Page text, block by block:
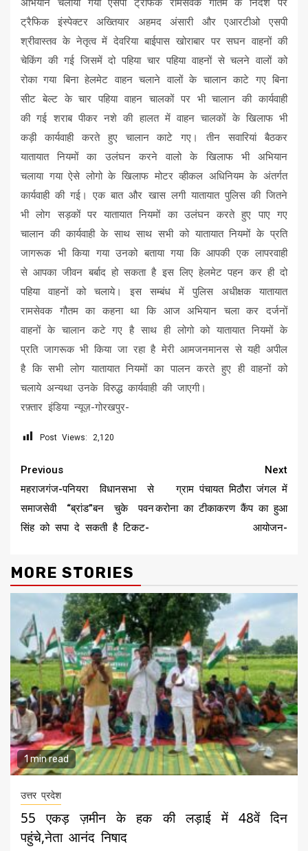
अभियान चलाया गया एसपी ट्रैफिक रामसेवक गौतम के निर्देश पर
ट्रैफिक इंस्पेक्टर अख्तियार अहमद अंसारी और एआरटीओ एसपी
श्रीवास्तव के नेतृत्व में देवरिया बाईपास खोराबार पर सघन वाहनों की
चेकिंग की गई जिसमें दो पहिया चार पहिया वाहनों से चलने वालों को
रोका गया बिना हेलमेट वाहन चलाने वालों के चालान काटे गए बिना
सीट बेल्ट के चार पहिया वाहन चालकों पर भी चालान की कार्यवाही
की गई शराब पीकर नशे की हालत में वाहन चालकों के खिलाफ भी
कड़ी कार्यवाही करते हुए चालान काटे गए। तीन सवारियां बैठकर
यातायात नियमों का उलंघन करने वालो के खिलाफ भी अभियान
चलाया गया ऐसे लोगो के खिलाफ मोटर व्हीकल अधिनियम के अंतर्गत
कार्यवाही की गई। एक बात और खास लगी यातायात पुलिस की जितने
भी लोग सड़कों पर यातायात नियमों का उलंघन करते हुए पाए गए
चालान की कार्यवाही के साथ साथ सभी को यातायात नियमों के प्रति
जागरूक भी किया गया उनको बताया गया कि आपकी एक लापरवाही
से आपका जीवन बर्बाद हो सकता है इस लिए हेलमेट पहन कर ही दो
पहिया वाहनों को चलाये। इस सम्बंध में पुलिस अधीक्षक यातायात
रामसेवक गौतम का कहना था कि आज अभियान चला कर दर्जनों
वाहनों के चालान कटे गए है साथ ही लोगो को यातायात नियमों के
प्रति जागरूक भी किया जा रहा है मेरी आमजनमानस से यही अपील
है कि सभी लोग यातायात नियमों का पालन करते हुए ही वाहनों को
चलाये अन्यथा उनके विरुद्ध कार्यवाही की जाएगी।
रफ़्तार इंडिया न्यूज़-गोरखपुर-
Post Views: 2,120
Continue
Reading
Previous
महराजगंज-पनियरा विधानसभा से
समाजसेवी “ब्रांड”बन चुके पवन
सिंह को सपा दे सकती है टिकट-
Next
ग्राम पंचायत मिठौरा जंगल में
करोना का टीकाकरण कैंप का हुआ
आयोजन-
MORE STORIES
1 min read
उत्तर प्रदेश
55 एकड़ ज़मीन के हक की लड़ाई में 48वें दिन
पहुंचे,नेता आनंद निषाद